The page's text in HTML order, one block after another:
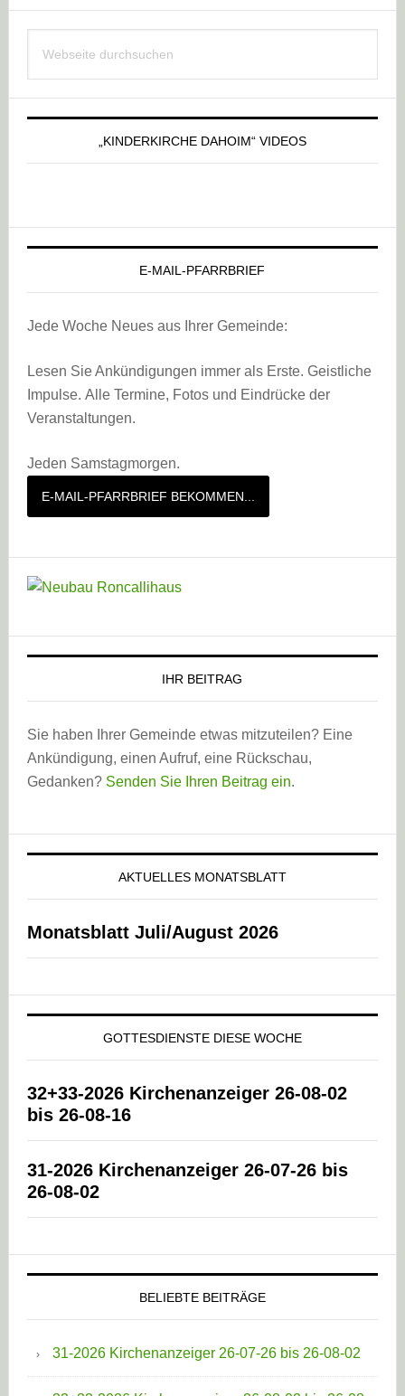
Haupt-
Sidebar
durchsuchen
„KINDERKIRCHE DAHOIM“ VIDEOS
E-MAIL-PFARRBRIEF
Jede Woche Neues aus Ihrer Gemeinde:
Lesen Sie Ankündigungen immer als Erste. Geistliche
Impulse. Alle Termine, Fotos und Eindrücke der
Veranstaltungen.
Jeden Samstagmorgen.
E-MAIL-PFARRBRIEF BEKOMMEN...
IHR BEITRAG
Sie haben Ihrer Gemeinde etwas mitzuteilen? Eine
Ankündigung, einen Aufruf, eine Rückschau,
Gedanken? Senden Sie Ihren Beitrag ein.
AKTUELLES MONATSBLATT
Monatsblatt Juli/August 2026
GOTTESDIENSTE DIESE WOCHE
32+33-2026 Kirchenanzeiger 26-08-02
bis 26-08-16
31-2026 Kirchenanzeiger 26-07-26 bis
26-08-02
BELIEBTE BEITRÄGE
31-2026 Kirchenanzeiger 26-07-26 bis 26-08-02